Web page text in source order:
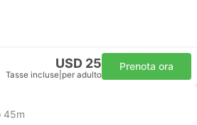
USD 25
Tasse incluse per adulto
Prenota ora
45m